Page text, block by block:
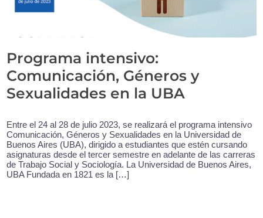
Programa intensivo:
Comunicación, Géneros y
Sexualidades en la UBA
Entre el 24 al 28 de julio 2023, se realizará el programa intensivo
Comunicación, Géneros y Sexualidades en la Universidad de
Buenos Aires (UBA), dirigido a estudiantes que estén cursando
asignaturas desde el tercer semestre en adelante de las carreras
de Trabajo Social y Sociología. La Universidad de Buenos Aires,
UBA Fundada en 1821 es la […]